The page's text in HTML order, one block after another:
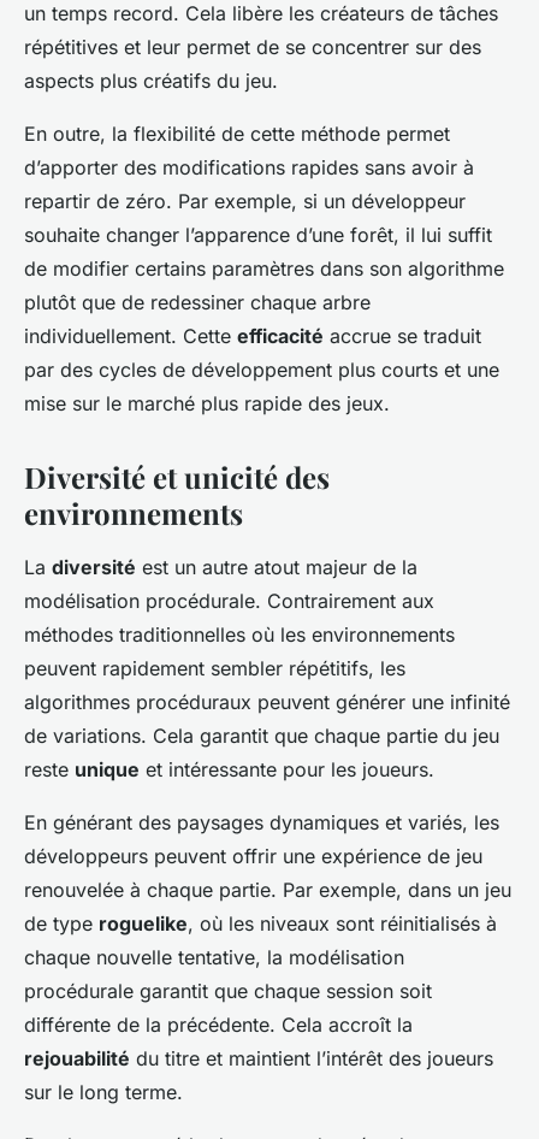
un temps record. Cela libère les créateurs de tâches
répétitives et leur permet de se concentrer sur des
aspects plus créatifs du jeu.
En outre, la flexibilité de cette méthode permet
d’apporter des modifications rapides sans avoir à
repartir de zéro. Par exemple, si un développeur
souhaite changer l’apparence d’une forêt, il lui suffit
de modifier certains paramètres dans son algorithme
plutôt que de redessiner chaque arbre
individuellement. Cette efficacité accrue se traduit
par des cycles de développement plus courts et une
mise sur le marché plus rapide des jeux.
Diversité et unicité des
environnements
La diversité est un autre atout majeur de la
modélisation procédurale. Contrairement aux
méthodes traditionnelles où les environnements
peuvent rapidement sembler répétitifs, les
algorithmes procéduraux peuvent générer une infinité
de variations. Cela garantit que chaque partie du jeu
reste unique et intéressante pour les joueurs.
En générant des paysages dynamiques et variés, les
développeurs peuvent offrir une expérience de jeu
renouvelée à chaque partie. Par exemple, dans un jeu
de type roguelike, où les niveaux sont réinitialisés à
chaque nouvelle tentative, la modélisation
procédurale garantit que chaque session soit
différente de la précédente. Cela accroît la
rejouabilité du titre et maintient l’intérêt des joueurs
sur le long terme.